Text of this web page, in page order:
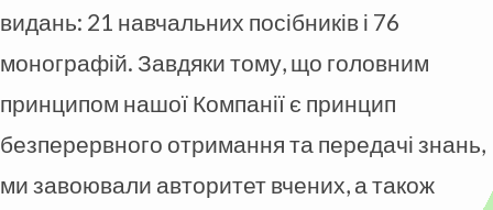
видань: 21 навчальних посібників і 76
монографій. Завдяки тому, що головним
принципом нашої Компанії є принцип
безперервного отримання та передачі знань,
ми завоювали авторитет вчених, а також